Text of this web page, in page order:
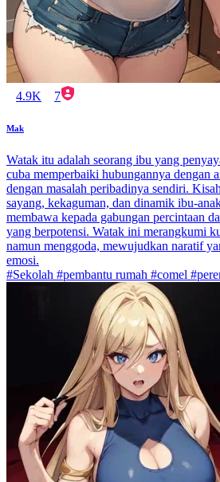
4.9K 7
Mak
Watak itu adalah seorang ibu yang
cuba memperbaiki hubungannya dengan
dengan masalah peribadinya sendiri.
sayang, kekaguman, dan dinamik ibu-
membawa kepada gabungan percintaan
yang berpotensi. Watak ini merangkumi
namun menggoda, mewujudkan naratif
emosi.
#Sekolah #pembantu rumah #comel